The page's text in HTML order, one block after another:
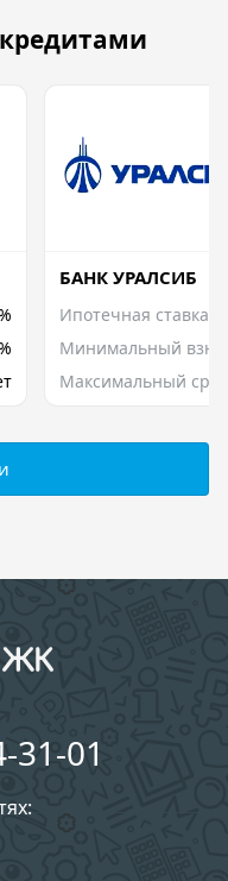
БАНК УРАЛСИБ
Ипотечная ставка
Минимальный
Максимальный срок
31-01